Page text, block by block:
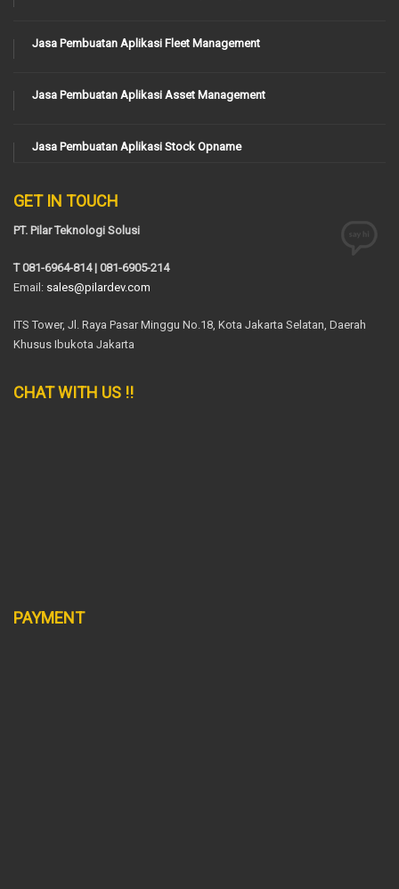
Jasa Pembuatan Aplikasi Fleet Management
Jasa Pembuatan Aplikasi Asset Management
Jasa Pembuatan Aplikasi Stock Opname
GET IN TOUCH
PT. Pilar Teknologi Solusi
T 081-6964-814 | 081-6905-214
Email: sales@pilardev.com
ITS Tower, Jl. Raya Pasar Minggu No.18, Kota Jakarta Selatan, Daerah
Khusus Ibukota Jakarta
CHAT WITH US !!
PAYMENT